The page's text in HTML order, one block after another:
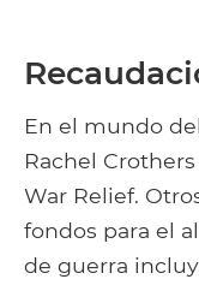
En el mundo
Rachel
War Relief.
fondos para el
de guerra